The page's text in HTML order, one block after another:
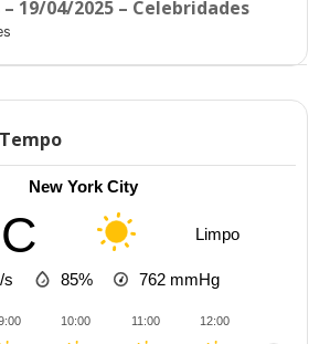
19/04/2025 – Celebridades
New York City
Limpo
s 85% 762 mmHg
10:00 11:00 12:00